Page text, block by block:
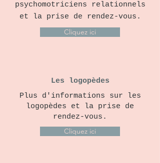
psychomotriciens relationnels
et la prise de rendez-vous.
Cliquez ici
Les logopèdes
Plus d'informations sur les
logopèdes et la prise de
rendez-vous.
Cliquez ici